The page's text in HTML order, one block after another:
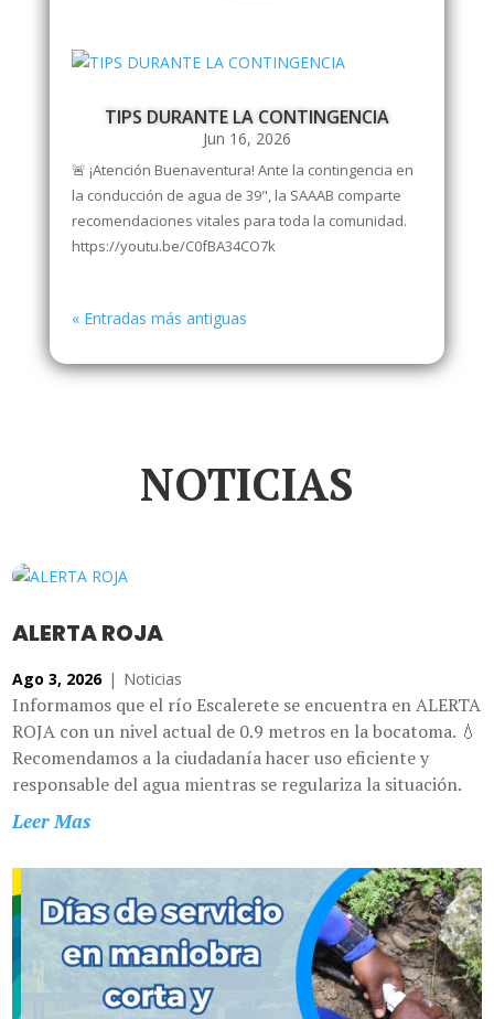
TIPS DURANTE LA CONTINGENCIA
Jun 16, 2026
🚨 ¡Atención Buenaventura! Ante la contingencia en
la conducción de agua de 39", la SAAAB comparte
recomendaciones vitales para toda la comunidad.
https://youtu.be/C0fBA34CO7k
« Entradas más antiguas
NOTICIAS
ALERTA ROJA
Ago 3, 2026 | Noticias
Informamos que el río Escalerete se encuentra en ALERTA
ROJA con un nivel actual de 0.9 metros en la bocatoma. 💧
Recomendamos a la ciudadanía hacer uso eficiente y
responsable del agua mientras se regulariza la situación.
Leer Mas